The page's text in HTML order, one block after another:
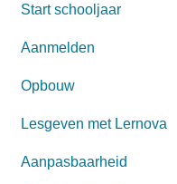
Start schooljaar
Aanmelden
Opbouw
Lesgeven met Lernova
Aanpasbaarheid